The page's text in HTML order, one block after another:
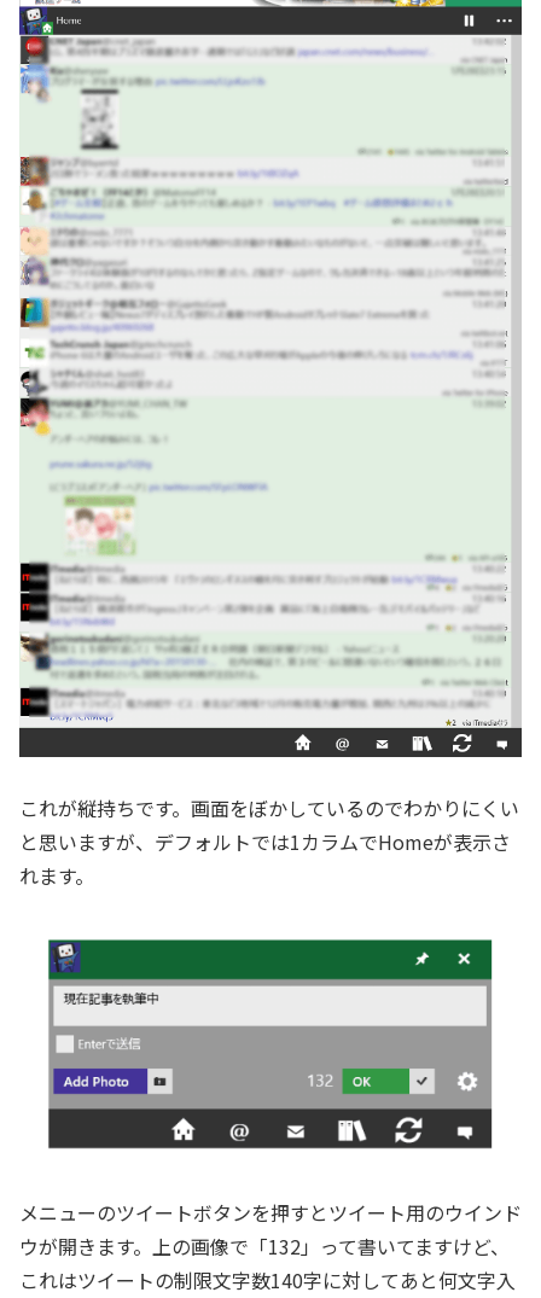
これが縦持ちです。画面をぼかしているのでわかりにくい
と思いますが、デフォルトでは1カラムでHomeが表示さ
れます。
メニューのツイートボタンを押すとツイート用のウインド
ウが開きます。上の画像で「132」って書いてますけど、
これはツイートの制限文字数140字に対してあと何文字入